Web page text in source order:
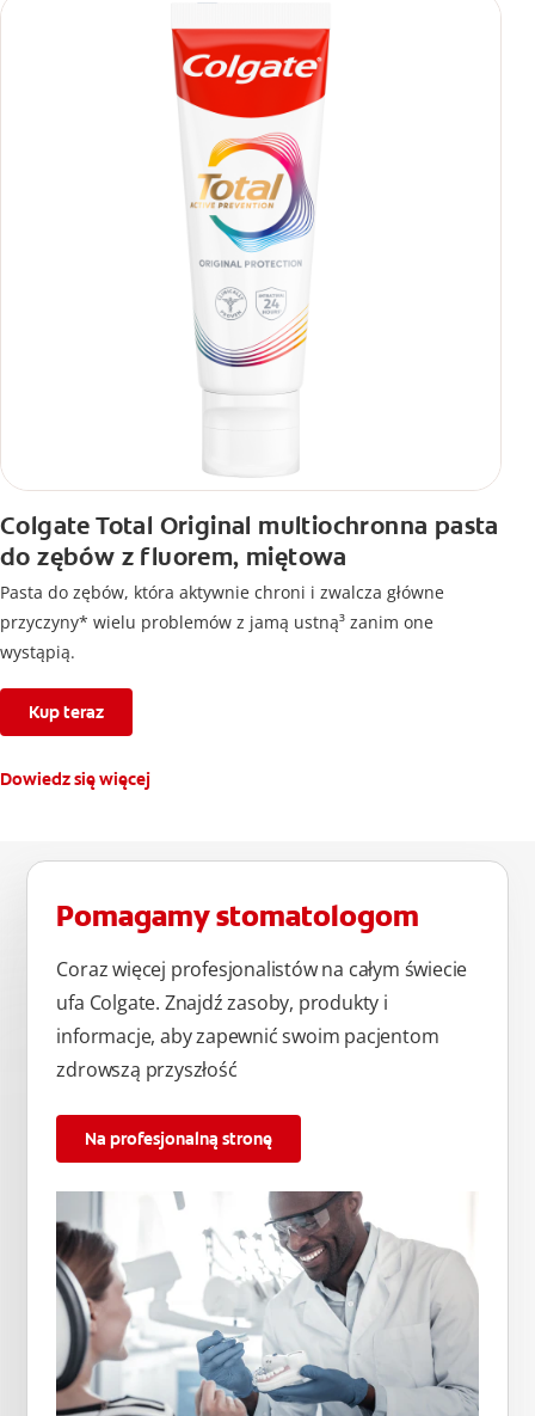
Colgate Total Original multiochronna pasta
do zębów z fluorem, miętowa
Pasta do zębów, która aktywnie chroni i zwalcza główne
przyczyny* wielu problemów z jamą ustną³ zanim one
wystąpią.
Kup teraz
Dowiedz się więcej
Pomagamy stomatologom
Coraz więcej profesjonalistów na całym świecie
ufa Colgate. Znajdź zasoby, produkty i
informacje, aby zapewnić swoim pacjentom
zdrowszą przyszłość
Na profesjonalną stronę